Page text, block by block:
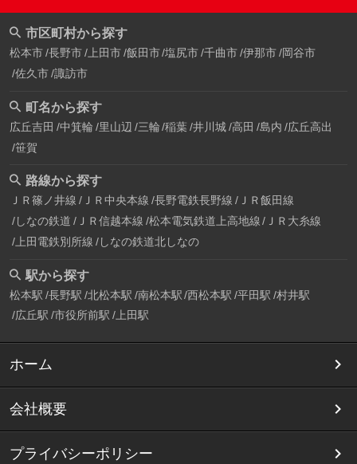
市区町村から探す
松本市 長野市 上田市 飯田市 塩尻市 千曲市 伊那市 岡谷市
佐久市 諏訪市
町名から探す
広丘吉田 中箕輪 里山辺 三輪 稲葉 井川城 高田 島内 広丘高出
笹賀
路線から探す
ＪＲ篠ノ井線 ＪＲ中央本線 長野電鉄長野線 ＪＲ飯田線
しなの鉄道 ＪＲ信越本線 松本電気鉄道上高地線
ＪＲ大糸線
上田電鉄別所線 しなの鉄道北しなの
駅から探す
松本駅 長野駅 北松本駅 南松本駅 西松本駅 平田駅 村井駅
広丘駅 市役所前駅 上田駅
ホーム
会社概要
プライバシーポリシー